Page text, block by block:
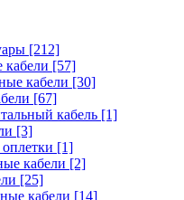
[212]
[57]
кабели [30]
[67]
кабель [1]
[3]
[1]
кабели [2]
[25]
кабели [14]